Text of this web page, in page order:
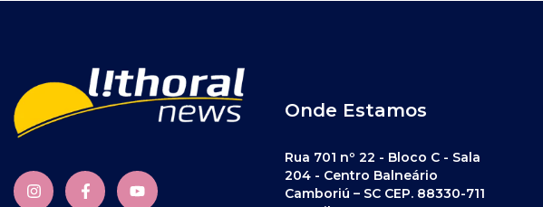
Onde Estamos
Rua 701 nº 22 - Bloco C - Sala
204 - Centro Balneário
Camboriú – SC CEP. 88330-711